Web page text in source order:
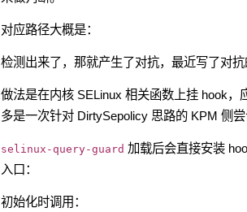
对应路径大概是：
检测出来了，那就产生了对抗，最近写了对抗
做法是在内核 SELinux 相关函数上挂 hook
多是一次针对 DirtySepolicy 思路的 KPM 侧尝
selinux-query-guard 加载后会直接安装
入口：
初始化时调用：